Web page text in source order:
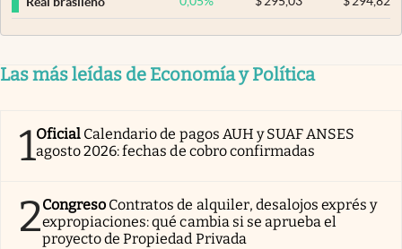
Las más leídas de Economía y Política
1Oficial Calendario de pagos AUH y SUAF ANSES
agosto 2026: fechas de cobro confirmadas
2Congreso Contratos de alquiler, desalojos exprés y
expropiaciones: qué cambia si se aprueba el
proyecto de Propiedad Privada